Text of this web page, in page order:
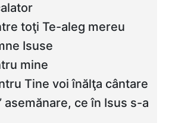
toţi Te-aleg mereu
Isuse
mine
Tine voi înălţa cântare
asemănare, ce în Isus s-a